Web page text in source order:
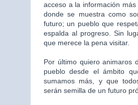
acceso a la información
donde se muestra como
futuro; un pueblo que
espalda al progreso. Sin
que merece la pena visitar.
Por último quiero animaros
pueblo desde el ámbito
sumamos más, y que
serán semilla de un futuro